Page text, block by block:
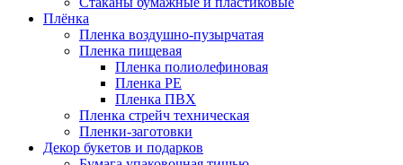
Плёнка
Пленка воздушно-пузырчатая
Пленка пищевая
Пленка полиолефиновая
Пленка PE
Пленка ПВХ
Пленка стрейч техническая
Пленки-заготовки
Декор букетов и подарков